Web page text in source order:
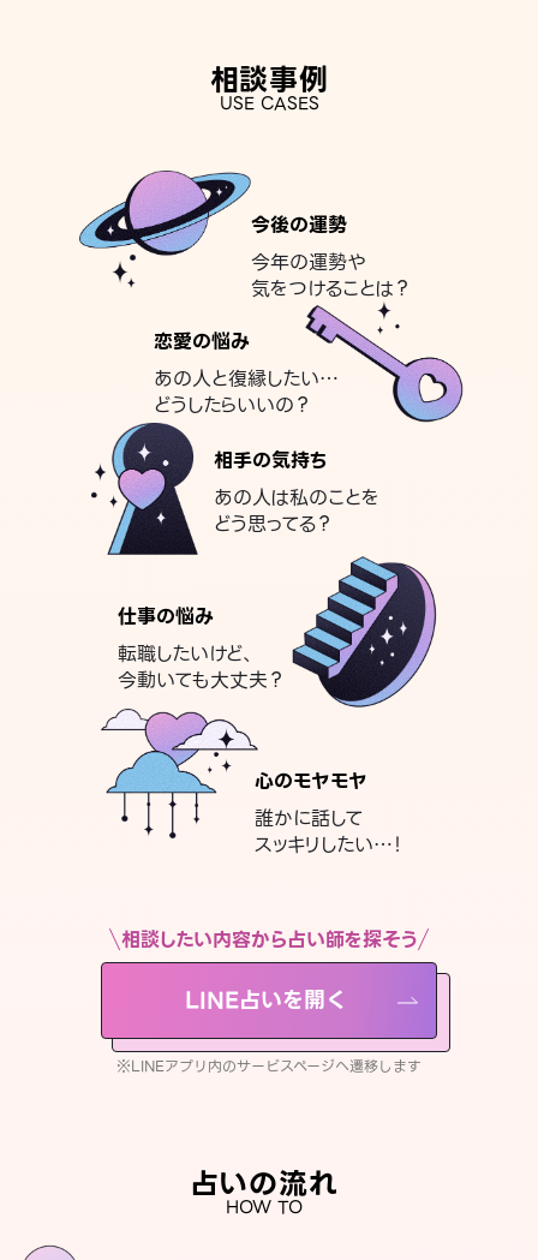
相談事例
USE CASES
今後の運勢
今年の運勢や
気をつけることは？
恋愛の悩み
あの人と復縁したい…
どうしたらいいの？
相手の気持ち
あの人は私のことを
どう思ってる？
仕事の悩み
転職したいけど、
今動いても大丈夫？
心のモヤモヤ
誰かに話して
スッキリしたい…！
相談したい内容から占い師を探そう
LINE占いを開く
※LINEアプリ内のサービスページへ遷移します
占いの流れ
HOW TO